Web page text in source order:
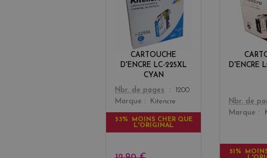
CARTOUCHE
D'ENCRE LC-225XL
CYAN
Color
a
Nbr. de pages
1200
Marque
Kitencre
53% MOINS CHER QUE
L'ORIGINAL
D'ENCRE
Color
Nbr. de
Marque
51%